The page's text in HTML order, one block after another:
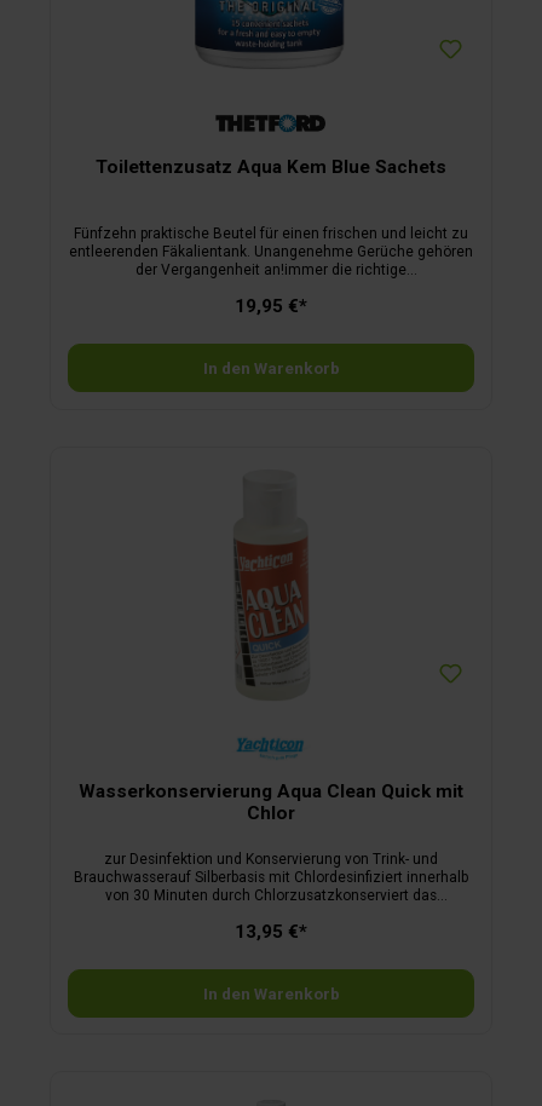
Toilettenzusatz Aqua Kem Blue Sachets
Fünfzehn praktische Beutel für einen frischen und leicht zu
entleerenden Fäkalientank. Unangenehme Gerüche gehören
der Vergangenheit an!immer die richtige
Feststoffe für eine einfachere Entleerungreduziert die
Fäkalientankssorgt dafür, dass bewegliche Toilettenteile
geschmiert werden und somit reibungslos arbeitenwirkt 4 bis
5 Tage
19,95 €*
In den Warenkorb
Wasserkonservierung Aqua Clean Quick mit
Chlor
zur Desinfektion und Konservierung von Trink- und
Brauchwasserauf Silberbasis mit Chlordesinfiziert innerhalb
von 30 Minuten durch Chlorzusatzkonserviert das
1000 l WasserBAuA Reg.-Nr.: 58492
13,95 €*
In den Warenkorb